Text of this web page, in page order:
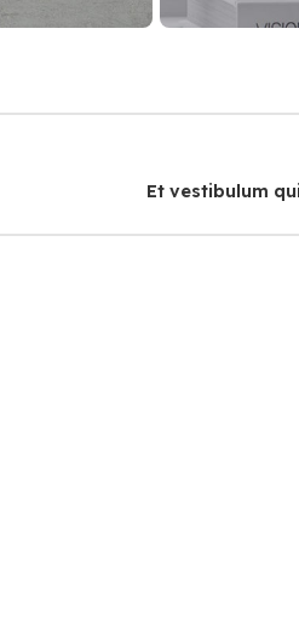
Et vestibulum